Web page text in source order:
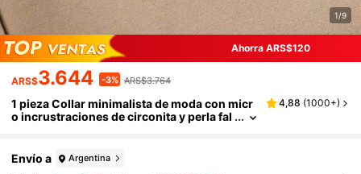
1/9
Ahorra ARS$120
ARS$3.644 -3% ARS$3.764
1 pieza Collar minimalista de moda con micr
o incrustraciones de circonita y perla fal
ra la novia en el Día de San Valentín
4,88 (1000+)
Envío a Argentina